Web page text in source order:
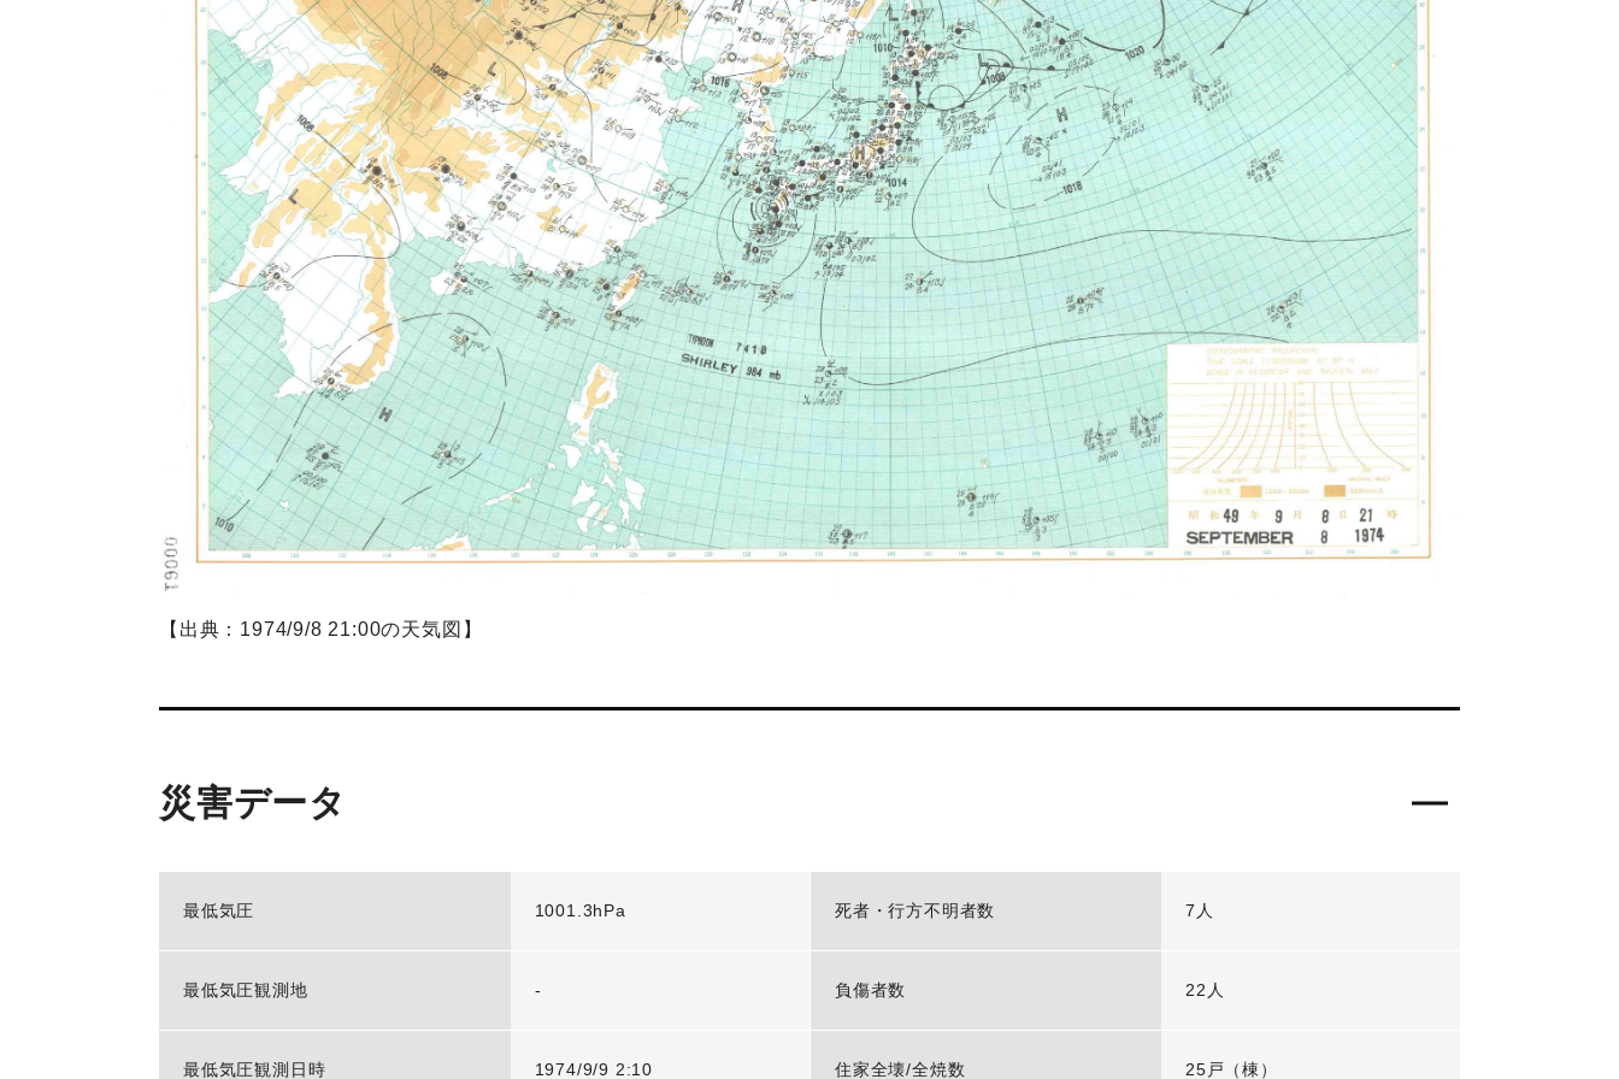
【出典：1974/9/8 21:00の天気図】
災害データ
最低気圧 1001.3hPa
最低気圧観測地 -
最低気圧観測日時 1974/9/9 2:10
死者・行方不明者数 7人
負傷者数 22人
住家全壊/全焼数 25戸（棟）